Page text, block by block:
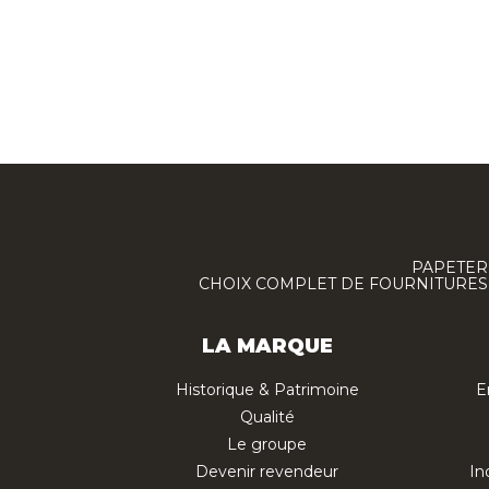
CHOIX COMPLET DE
LA MARQUE
Historique & Patrimoine
Qualité
Le groupe
Devenir revendeur